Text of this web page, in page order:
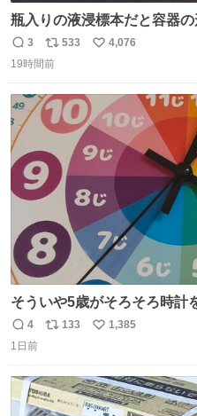
瓶入りの液浸標本だと容器
まうことから、なるべく歪
うにこのような形で保存し
返
信
3
リ
ポ
ト
数
533
い
数
4,076
19時間前
そういや5歳がそろそろ時計
円で作れる知育時計作って
う先人！
返
信
4
リ
ト
数
133
い
数
1,385
1日前